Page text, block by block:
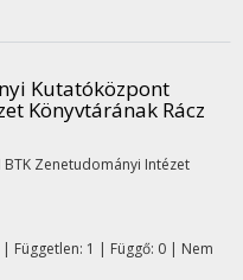
Kutatóközpont
Könyvtárának Rácz
BTK Zenetudományi Intézet
| Független: 1 | Függő: 0 | Nem